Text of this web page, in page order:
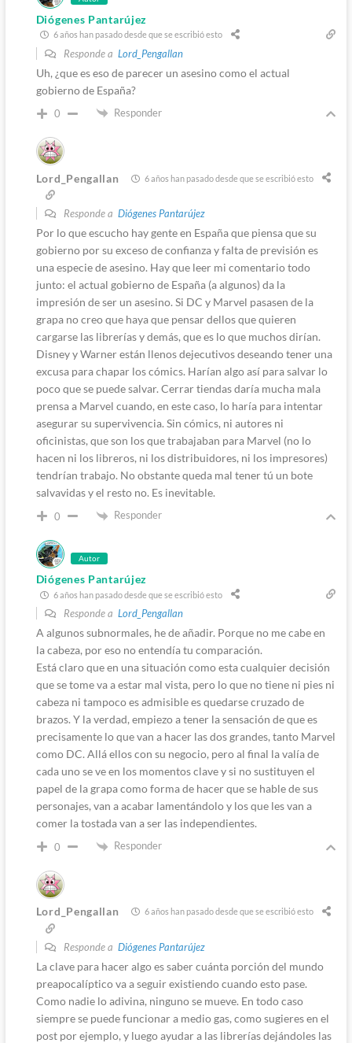
Diógenes Pantarújez
6 años han pasado desde que se escribió esto
Responde a Lord_Pengallan
Uh, ¿que es eso de parecer un asesino como el actual
gobierno de España?
0 Responder
Lord_Pengallan 6 años han pasado desde que se escribió esto
Responde a Diógenes Pantarújez
Por lo que escucho hay gente en España que piensa que su
gobierno por su exceso de confianza y falta de previsión es
una especie de asesino. Hay que leer mi comentario todo
junto: el actual gobierno de España (a algunos) da la
impresión de ser un asesino. Si DC y Marvel pasasen de la
grapa no creo que haya que pensar dellos que quieren
cargarse las librerías y demás, que es lo que muchos dirían.
Disney y Warner están llenos dejecutivos deseando tener una
excusa para chapar los cómics. Harían algo así para salvar lo
poco que se puede salvar. Cerrar tiendas daría mucha mala
prensa a Marvel cuando, en este caso, lo haría para intentar
asegurar su supervivencia. Sin cómics, ni autores ni
oficinistas, que son los que trabajaban para Marvel (no lo
hacen ni los libreros, ni los distribuidores, ni los impresores)
tendrían trabajo. No obstante queda mal tener tú un bote
salvavidas y el resto no. Es inevitable.
0 Responder
Autor
Diógenes Pantarújez
6 años han pasado desde que se escribió esto
Responde a Lord_Pengallan
A algunos subnormales, he de añadir. Porque no me cabe en
la cabeza, por eso no entendía tu comparación.
Está claro que en una situación como esta cualquier decisión
que se tome va a estar mal vista, pero lo que no tiene ni pies ni
cabeza ni tampoco es admisible es quedarse cruzado de
brazos. Y la verdad, empiezo a tener la sensación de que es
precisamente lo que van a hacer las dos grandes, tanto Marvel
como DC. Allá ellos con su negocio, pero al final la valía de
cada uno se ve en los momentos clave y si no sustituyen el
papel de la grapa como forma de hacer que se hable de sus
personajes, van a acabar lamentándolo y los que les van a
comer la tostada van a ser las independientes.
0 Responder
Lord_Pengallan 6 años han pasado desde que se escribió esto
Responde a Diógenes Pantarújez
La clave para hacer algo es saber cuánta porción del mundo
preapocalíptico va a seguir existiendo cuando esto pase.
Como nadie lo adivina, ninguno se mueve. En todo caso
siempre se puede funcionar a medio gas, como sugieres en el
post por ejemplo, y luego ayudar a las librerías dejándoles las